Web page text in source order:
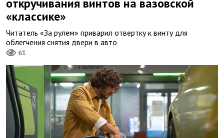
откручивания винтов на вазовской
«классике»
Читатель «За рулем» приварил отвертку к винту для
облегчения снятия двери в авто
61